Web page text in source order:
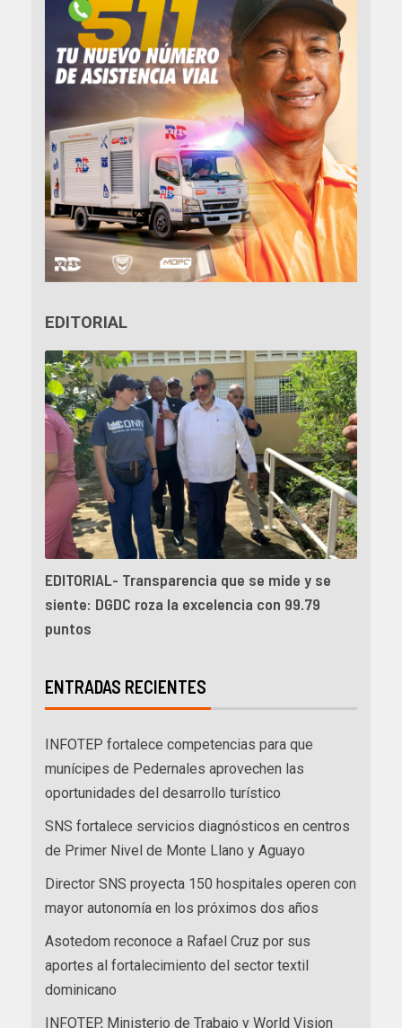
EDITORIAL
EDITORIAL- Transparencia que se mide y se
siente: DGDC roza la excelencia con 99.79
puntos
ENTRADAS RECIENTES
INFOTEP fortalece competencias para que
munícipes de Pedernales aprovechen las
oportunidades del desarrollo turístico
SNS fortalece servicios diagnósticos en centros
de Primer Nivel de Monte Llano y Aguayo
Director SNS proyecta 150 hospitales operen con
mayor autonomía en los próximos dos años
Asotedom reconoce a Rafael Cruz por sus
aportes al fortalecimiento del sector textil
dominicano
INFOTEP, Ministerio de Trabajo y World Vision